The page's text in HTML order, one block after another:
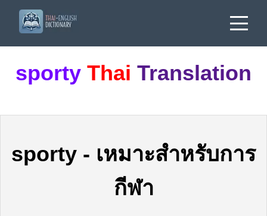
sporty Thai Translation
sporty - เหมาะสำหรับการ
กีฬา